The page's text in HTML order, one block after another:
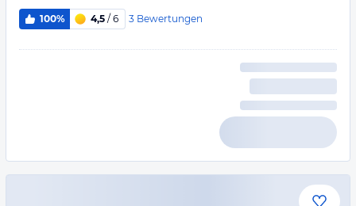
100% 4,5 / 6 3 Bewertungen